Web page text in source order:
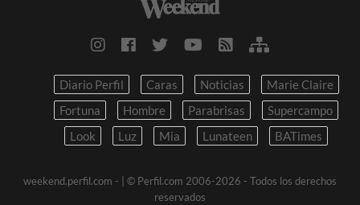
Diario Perfil Caras Noticias
Marie Claire
Fortuna
Hombre Parabrisas
Supercampo
Look
Luz Mia Lunateen BATimes
weekend.perfil.com -
| © Perfil.com 2006-2026 - Todos los derechos
reservados